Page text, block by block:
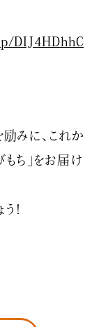
DIJ4HDhhC
みに、これか
ち」をお届け
！